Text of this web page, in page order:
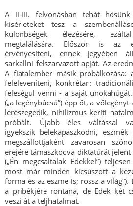
A II-III. felvonásban tehát hősünk
kísérleteket tesz a
különbségek élezésére,
megtalálására. Először is az
érvényesíteni, ennek jegyében
sarkallni felszarvazott apját. Az
A fiatalember másik próbálkozása:
feleleveníteni, konkrétan:
feleségül venni - a saját
(„a legénybúcsú”) épp őt, a
lerészegedik, nihilizmus keríti
próbált. Újabb éles váltással
igyekszik belekapaszkodni,
megszállottjaként zavarosan
erejére támaszkodva diktatúrát jelent
(„Én megcsaltalak Edekkel”)
most már minden kicsúszott a
forma és az eszme is; rossz a világ”).
a pribékjére rontana, de Edek két
veszi át a teljhatalmat.